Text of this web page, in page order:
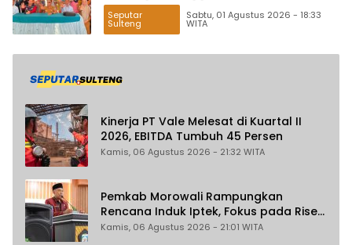
Seputar
Sulteng
Sabtu, 01 Agustus 2026 - 18:33
WITA
Kinerja PT Vale Melesat di Kuartal II
2026, EBITDA Tumbuh 45 Persen
Kamis, 06 Agustus 2026 - 21:32 WITA
Pemkab Morowali Rampungkan
Rencana Induk Iptek, Fokus pada Riset
dan Inovasi Daerah
Kamis, 06 Agustus 2026 - 21:01 WITA